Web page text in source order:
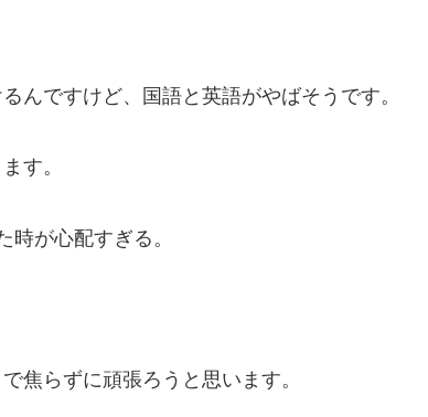
んですけど、国語と英語がやばそうです。
す。
が心配すぎる。
焦らずに頑張ろうと思います。